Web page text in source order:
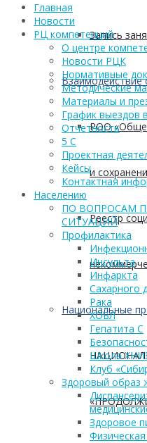
Запись
РОО
и
Реестр
Национальные
Главная
Новости
РЦ компетенций
О центре
Новости РЦК
Нормативные
Методические
Материалы и
График выездов
Отчетность
5 С
Проектная
Кейсы
Контактная
Населению
ПО ВОПРОСАМ
СИТУАЦИЙ
Профилактика
Инсульта
Инфаркта
Сахарного
Рака
ХОБЛ
Гепатита С
Школа
Клуб
Здоровый образ
Здоровое